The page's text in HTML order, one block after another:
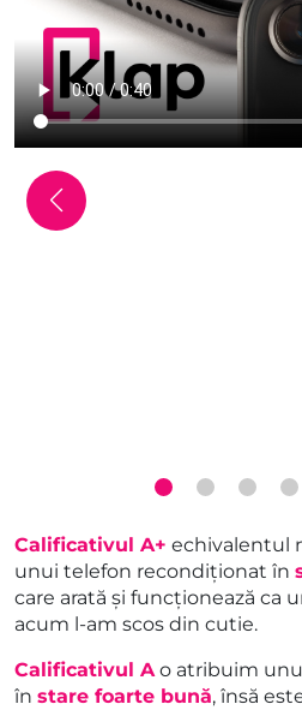
Calificativul A+ echivalentul
unui telefon recondiționat în
care arată și funcționează ca
acum l-am scos din cutie.
Calificativul Ao atribuim
în stare foarte bună, însă